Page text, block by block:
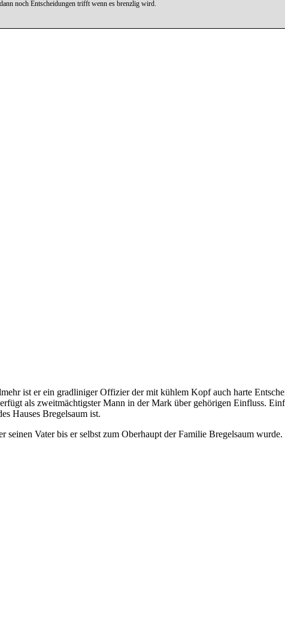
noch Entscheidungen trifft wenn es brenzlig wird.
ist er ein gradliniger Offizier der mit kühlem Kopf auch harte
als zweitmächtigster Mann in der Mark über gehörigen Einfluss.
Hauses Bregelsaum ist.
seinen Vater bis er selbst zum Oberhaupt der Familie Bregelsaum wurde.